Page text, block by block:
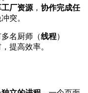
厂资源 ， 协作完成任
突。
名厨师（线程）
提高效率。